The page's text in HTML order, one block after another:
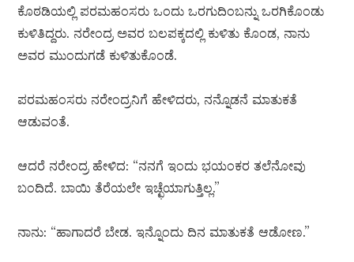
ಕೊಠಡಿಯಲ್ಲಿ ಪರಮಹಂಸರು ಒಂದು ಒರಗುದಿಂಬನ್ನು ಒರಗಿಕೊಂಡು
ಕುಳಿತಿದ್ದರು. ನರೇಂದ್ರ ಅವರ ಬಲಪಕ್ಕದಲ್ಲಿ ಕುಳಿತು ಕೊಂಡ, ನಾನು
ಅವರ ಮುಂದುಗಡೆ ಕುಳಿತುಕೊಂಡೆ.
ಪರಮಹಂಸರು ನರೇಂದ್ರನಿಗೆ ಹೇಳಿದರು, ನನ್ನೊಡನೆ ಮಾತುಕತೆ
ಆಡುವಂತೆ.
ಆದರೆ ನರೇಂದ್ರ ಹೇಳಿದ: “ನನಗೆ ಇಂದು ಭಯಂಕರ ತಲೆನೋವು
ಬಂದಿದೆ. ಬಾಯಿ ತೆರೆಯಲೇ ಇಚ್ಛೆಯಾಗುತ್ತಿಲ್ಲ.”
ನಾನು: “ಹಾಗಾದರೆ ಬೇಡ. ಇನ್ನೊಂದು ದಿನ ಮಾತುಕತೆ ಆಡೋಣ.”